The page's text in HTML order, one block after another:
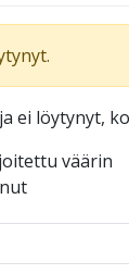
ei löytynyt,
väärin